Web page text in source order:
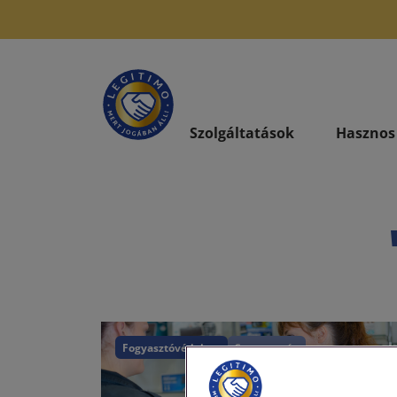
Szolgáltatások
Fogyasztóvédelem Szavatosság